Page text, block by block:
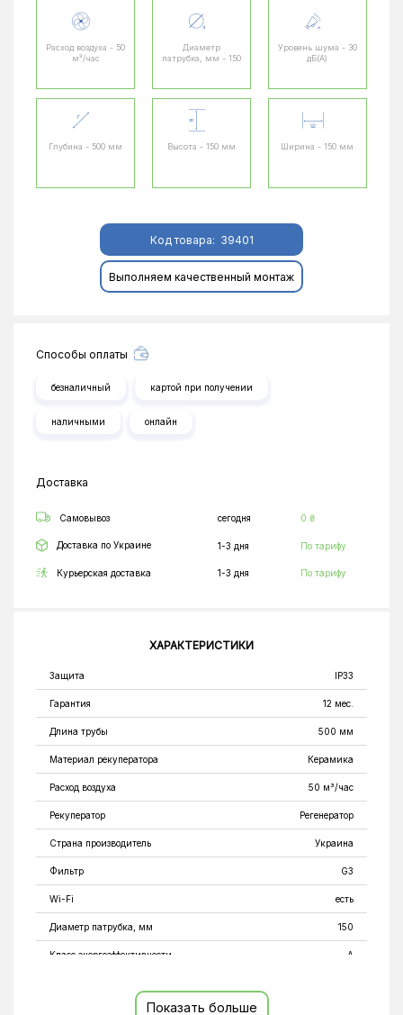
Расход воздуха - 50
м³/час
Диаметр
патрубка, мм - 150
Уровень шума - 30
дБ(А)
Глубина - 500 мм Высота - 150 мм Ширина - 150 мм
Код товара: 39401
Выполняем качественный монтаж
Способы оплаты
безналичный картой при получении
наличными онлайн
Доставка
Самовывоз сегодня 0 ₴
Доставка по Украине 1-3 дня По тарифу
Курьерская доставка 1-3 дня По тарифу
ХАРАКТЕРИСТИКИ
Защита IP33
Гарантия 12 мес.
Длина трубы 500 мм
Материал рекуператора Керамика
Расход воздуха 50 м³/час
Рекуператор Регенератор
Страна производитель Украина
Фильтр G3
Wi-Fi есть
Диаметр патрубка, мм 150
Класс энергоэффективности A
Показать больше